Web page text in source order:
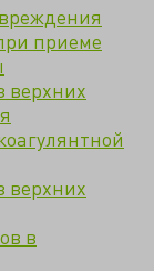
приеме
верхних
верхних
в